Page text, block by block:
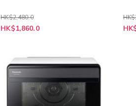
HK$2,480.0
特
殊
HK$1,860.0
特
殊